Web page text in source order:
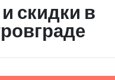
и скидки в